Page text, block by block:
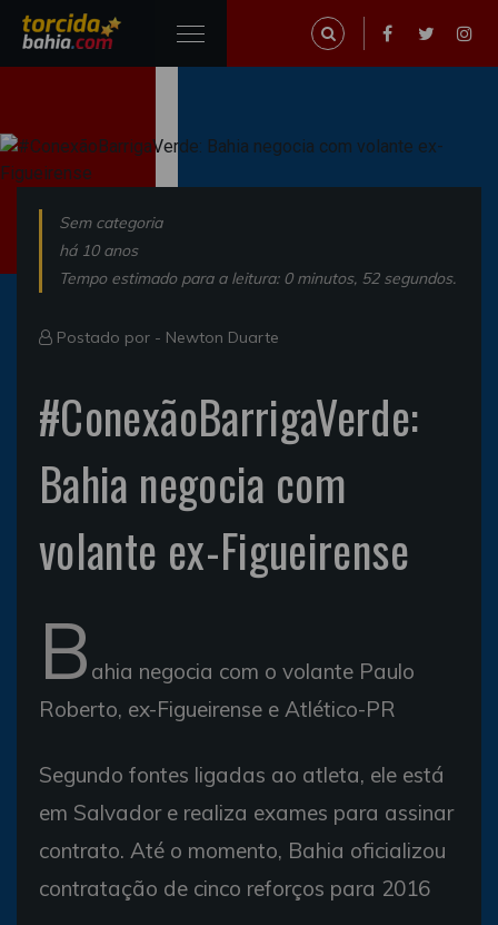
Sem categoria
há 10 anos
Tempo estimado para a leitura: 0 minutos, 52 segundos.
Postado por - Newton Duarte
#ConexãoBarrigaVerde:
Bahia negocia com
volante ex-Figueirense
B ahia negocia com o volante Paulo
Roberto, ex-Figueirense e Atlético-PR
Segundo fontes ligadas ao atleta, ele está
em Salvador e realiza exames para assinar
contrato. Até o momento, Bahia oficializou
contratação de cinco reforços para 2016